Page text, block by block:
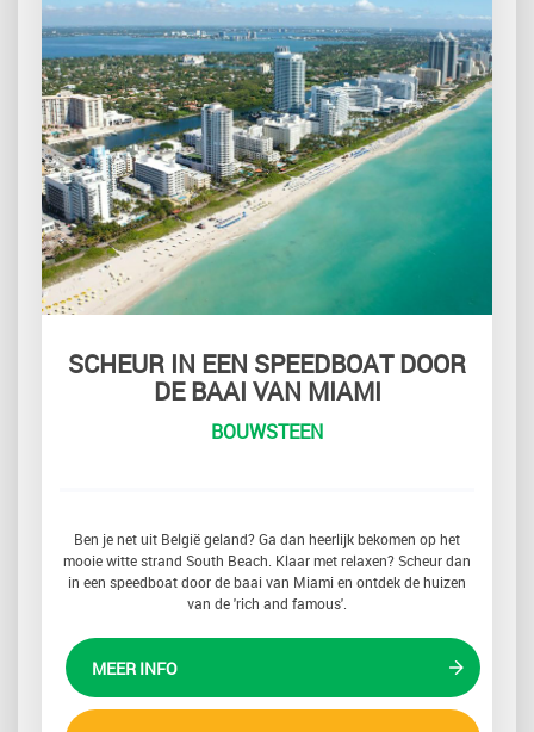
SCHEUR IN EEN SPEEDBOAT DOOR
DE BAAI VAN MIAMI
BOUWSTEEN
Ben je net uit België geland? Ga dan heerlijk bekomen op het
mooie witte strand South Beach. Klaar met relaxen? Scheur dan
in een speedboat door de baai van Miami en ontdek de huizen
van de 'rich and famous'.
MEER INFO